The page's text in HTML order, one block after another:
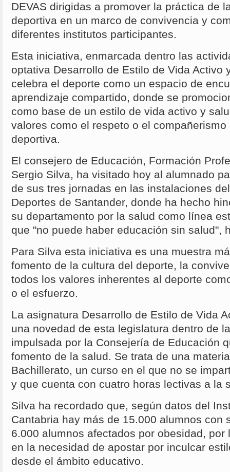
DEVAS dirigidas a promover la práctica de
deportiva en un marco de convivencia y
diferentes institutos participantes.
Esta iniciativa, enmarcada dentro las
optativa Desarrollo de Estilo de Vida Activo
celebra el deporte como un espacio de
aprendizaje compartido, donde se
como base de un estilo de vida activo y
valores como el respeto o el
deportiva.
El consejero de Educación, Formación
Sergio Silva, ha visitado hoy al alumnado
de sus tres jornadas en las instalaciones
Deportes de Santander, donde ha hecho
su departamento por la salud como línea
que "no puede haber educación sin salud",
Para Silva esta iniciativa es una muestra
fomento de la cultura del deporte, la
todos los valores inherentes al deporte
o el esfuerzo.
La asignatura Desarrollo de Estilo de Vida
una novedad de esta legislatura dentro de
impulsada por la Consejería de Educación
fomento de la salud. Se trata de una
Bachillerato, un curso en el que no se
y que cuenta con cuatro horas lectivas a la
Silva ha recordado que, según datos del
Cantabria hay más de 15.000 alumnos con
6.000 alumnos afectados por obesidad,
en la necesidad de apostar por inculcar
desde el ámbito educativo.